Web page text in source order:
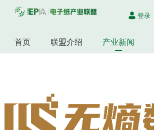
登录
首页 联盟介绍 产业新闻